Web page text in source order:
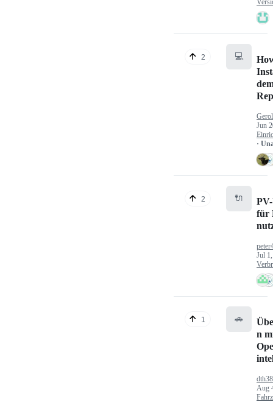
2 💻
Jun
·
2 🔌
für
Jul
1 🚗
n
Aug